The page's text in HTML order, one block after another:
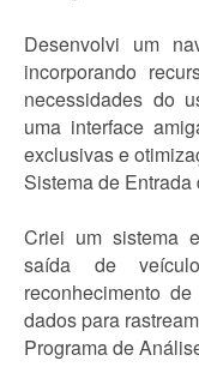
Desenvolvi um
incorporando
necessidades do
uma interface
exclusivas e
Sistema de Entrada
Criei um sistema
saída de
reconhecimento
dados para
Programa de